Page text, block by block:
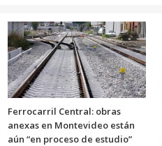
Ferrocarril Central: obras
anexas en Montevideo están
aún “en proceso de estudio”